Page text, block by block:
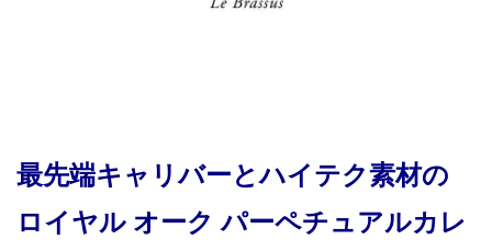
最先端キャリバーとハイテク素材の
ロイヤル オーク パーペチュアルカレ